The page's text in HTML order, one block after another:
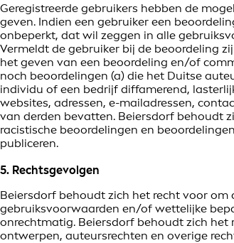
Geregistreerde gebruikers hebben de
geven. Indien een gebruiker een
onbeperkt, dat wil zeggen in alle
Vermeldt de gebruiker bij de beoordeling
het geven van een beoordeling en/of
noch beoordelingen (a) die het Duitse
individu of een bedrijf diffamerend,
websites, adressen, e-mailadressen,
van derden bevatten. Beiersdorf behoudt
racistische beoordelingen en
publiceren.
5. Rechtsgevolgen
Beiersdorf behoudt zich het recht voor
gebruiksvoorwaarden en/of wettelijke
onrechtmatig. Beiersdorf behoudt zich het
ontwerpen, auteursrechten en overige